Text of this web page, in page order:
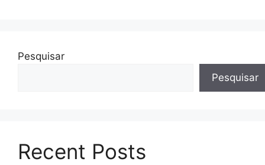
Pesquisar
Pesquisar
Recent Posts